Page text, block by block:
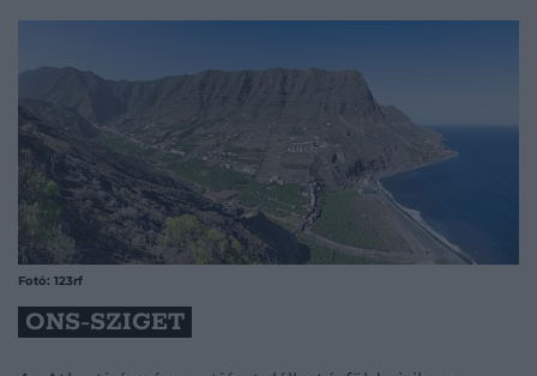
Fotó: 123rf
ONS-SZIGET